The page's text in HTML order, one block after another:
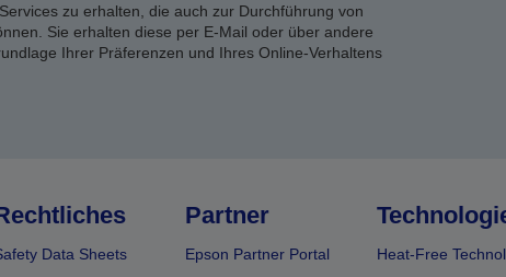
zu erhalten, die auch zur Durchführung von
Sie erhalten diese per E-Mail oder über andere
Ihrer Präferenzen und Ihres Online-Verhaltens
Data Sheets
Partner
Epson Partner Portal
Heat-Free